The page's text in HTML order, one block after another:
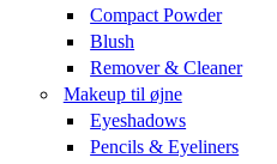
Compact Powder
Blush
Remover & Cleaner
Makeup til øjne
Eyeshadows
Pencils & Eyeliners